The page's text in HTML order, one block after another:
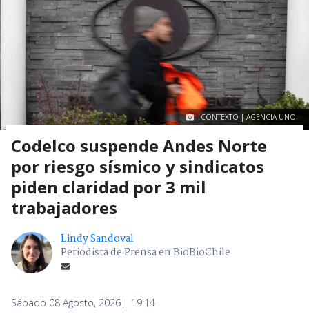
CONTEXTO | AGENCIA UNO.
Codelco suspende Andes Norte
por riesgo sísmico y sindicatos
piden claridad por 3 mil
trabajadores
Lindy Sandoval
Periodista de Prensa en BioBioChile
Sábado 08 Agosto, 2026 | 19:14